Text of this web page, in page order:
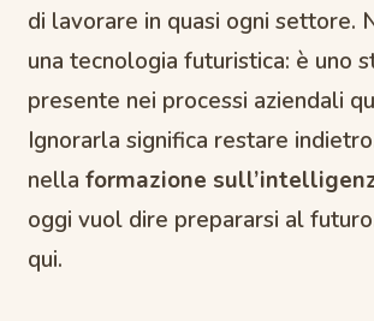
di lavorare in quasi ogni settore.
una tecnologia futuristica: è uno
presente nei processi aziendali
Ignorarla significa restare
nella formazione
oggi vuol dire prepararsi al
qui.